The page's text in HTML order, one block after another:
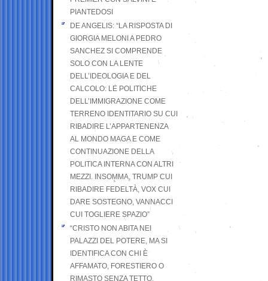
PIANTEDOSI
DE ANGELIS: “LA RISPOSTA DI
GIORGIA MELONI A PEDRO
SANCHEZ SI COMPRENDE
SOLO CON LA LENTE
DELL’IDEOLOGIA E DEL
CALCOLO: LE POLITICHE
DELL’IMMIGRAZIONE COME
TERRENO IDENTITARIO SU CUI
RIBADIRE L’APPARTENENZA
AL MONDO MAGA E COME
CONTINUAZIONE DELLA
POLITICA INTERNA CON ALTRI
MEZZI. INSOMMA, TRUMP CUI
RIBADIRE FEDELTÀ, VOX CUI
DARE SOSTEGNO, VANNACCI
CUI TOGLIERE SPAZIO”
“CRISTO NON ABITA NEI
PALAZZI DEL POTERE, MA SI
IDENTIFICA CON CHI È
AFFAMATO, FORESTIERO O
RIMASTO SENZA TETTO.